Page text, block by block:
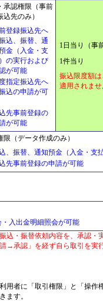
承認権限（事前
込先のみ）
登録振込先へ
込、振替、通
金（入金・支
の実行および
が可能
指定振込先へ
込の申請が可
先事前登録の
が可能
1日当り（事
1件当り
振込限度額
適用されま
限（データ作成のみ）
、振替、通知預金（入金・支
先事前登録の申請が可能
・入出金明細照会が可能
込・振替依頼内容を、承認
→承認」を経ず自ら取引を実
用者に「取引権限」と「操
ます。